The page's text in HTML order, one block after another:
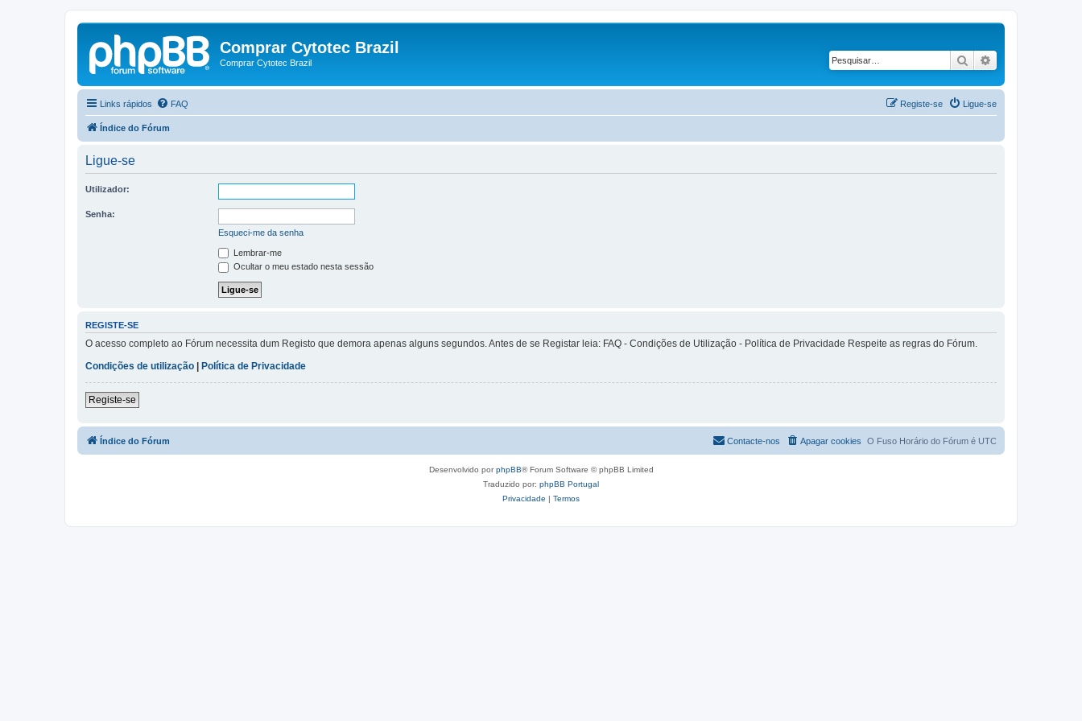
Comprar Cytotec Brazil
Comprar Cytotec Brazil Pesquisar
Links rápidos FAQ Ligue-se
Registe-se
Índice do Fórum
Ligue-se
Utilizador:
Senha:
Esqueci-me da senha
Lembrar-me
Ocultar o meu estado nesta sessão
REGISTE-SE
O acesso completo ao Fórum necessita dum Registo que demora apenas alguns segundos. Antes de se Registar leia: FAQ - Condições de Utilização - Política de Privacidade Respeite as regras do Fórum.
Condições de utilização
Política de Privacidade
Registe-se
Índice do Fórum O Fuso Horário do Fórum é UTC
Apagar cookies
Contacte-nos
Desenvolvido porphpBB® Forum Software © phpBB Limited
Traduzido por: phpBB Portugal
Privacidade | Termos